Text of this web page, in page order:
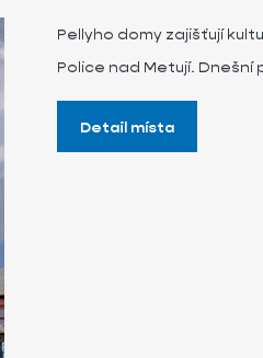
Pellyho domy zajišťují
Police nad Metují. Dnešní
Detail místa